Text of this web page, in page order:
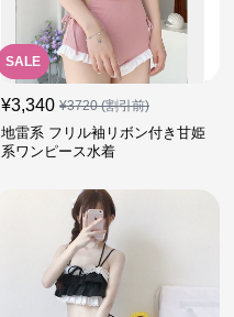
SALE
¥3,340 ¥3720(割引前)
地雷系 フリル袖リボン付き甘姫
系ワンピース水着